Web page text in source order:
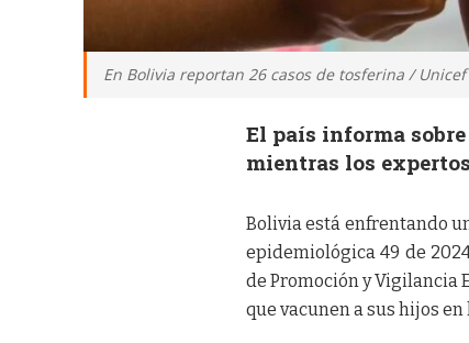
En Bolivia reportan 26 casos de tosferina / Unicef
El país informa
mientras los
Bolivia está enfrentando
epidemiológica 49 de
de Promoción y Vigilancia
que vacunen a sus hijos